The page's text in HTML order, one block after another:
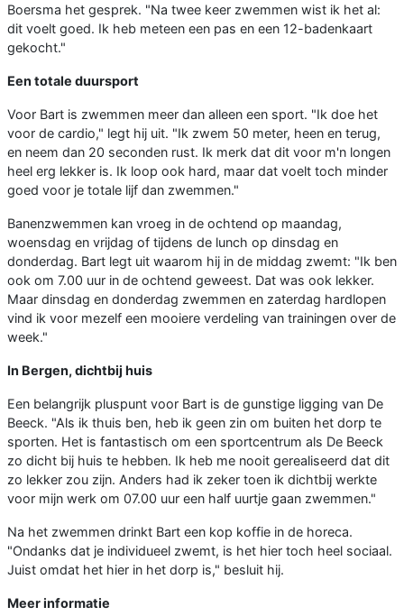
Boersma het gesprek. "Na twee keer zwemmen wist ik het al:
dit voelt goed. Ik heb meteen een pas en een 12-badenkaart
gekocht."
Een totale duursport
Voor Bart is zwemmen meer dan alleen een sport. "Ik doe het
voor de cardio," legt hij uit. "Ik zwem 50 meter, heen en terug,
en neem dan 20 seconden rust. Ik merk dat dit voor m'n longen
heel erg lekker is. Ik loop ook hard, maar dat voelt toch minder
goed voor je totale lijf dan zwemmen."
Banenzwemmen kan vroeg in de ochtend op maandag,
woensdag en vrijdag of tijdens de lunch op dinsdag en
donderdag. Bart legt uit waarom hij in de middag zwemt: "Ik ben
ook om 7.00 uur in de ochtend geweest. Dat was ook lekker.
Maar dinsdag en donderdag zwemmen en zaterdag hardlopen
vind ik voor mezelf een mooiere verdeling van trainingen over de
week."
In Bergen, dichtbij huis
Een belangrijk pluspunt voor Bart is de gunstige ligging van De
Beeck. "Als ik thuis ben, heb ik geen zin om buiten het dorp te
sporten. Het is fantastisch om een sportcentrum als De Beeck
zo dicht bij huis te hebben. Ik heb me nooit gerealiseerd dat dit
zo lekker zou zijn. Anders had ik zeker toen ik dichtbij werkte
voor mijn werk om 07.00 uur een half uurtje gaan zwemmen."
Na het zwemmen drinkt Bart een kop koffie in de horeca.
"Ondanks dat je individueel zwemt, is het hier toch heel sociaal.
Juist omdat het hier in het dorp is," besluit hij.
Meer informatie